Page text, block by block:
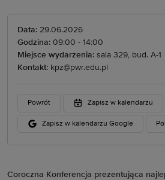
Data: 29.06.2026
Godzina: 09:00 - 14:00
Miejsce wydarzenia: sala 329, bud. A-1
Kontakt: kpz@pwr.edu.pl
Powrót Zapisz w kalendarzu
Zapisz w kalendarzu Google
Coroczna Konferencja prezentująca